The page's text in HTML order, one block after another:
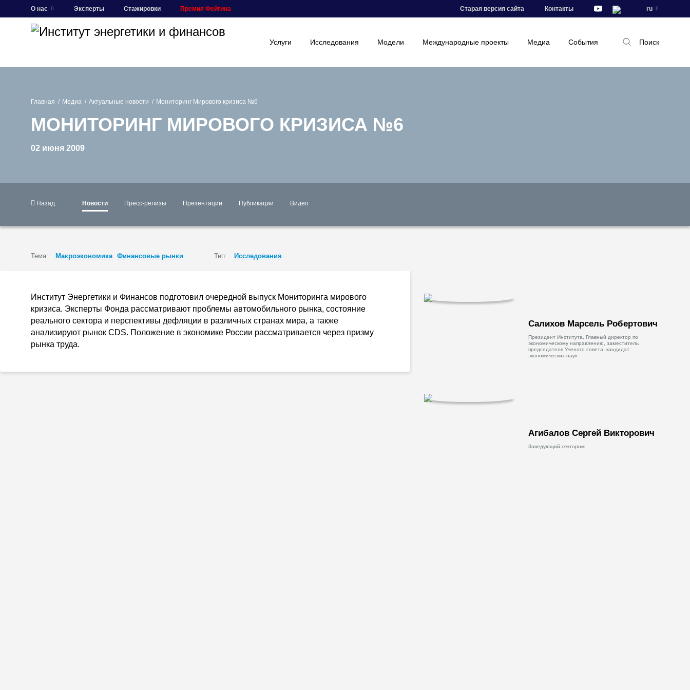
О нас Эксперты Стажировки Премия Фейгина Старая версия сайта Контакты ru
Услуги Исследования Модели Международные проекты Медиа События Поиск
Главная Медиа Актуальные новости Мониторинг Мирового кризиса №6
МОНИТОРИНГ МИРОВОГО КРИЗИСА №6
02 июня 2009
Назад Новости Пресс-релизы Презентации Публикации Видео
Тема: Макроэкономика Финансовые рынки Тип: Исследования
Институт Энергетики и Финансов подготовил очередной выпуск Мониторинга мирового
кризиса. Эксперты Фонда рассматривают проблемы автомобильного рынка, состояние
реального сектора и перспективы дефляции в различных странах мира, а также
анализируют рынок CDS. Положение в экономике России рассматривается через призму
рынка труда.
Салихов Марсель Робертович
Президент Института, Главный директор по
экономическому направлению, заместитель
председателя Ученого совета, кандидат
экономических наук
Агибалов Сергей Викторович
Заведующий сектором